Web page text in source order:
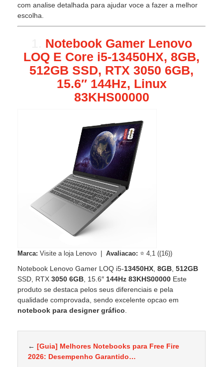
com analise detalhada para ajudar voce a fazer a melhor
escolha.
Notebook Gamer Lenovo
LOQ E Core i5-13450HX, 8GB,
512GB SSD, RTX 3050 6GB,
15.6″ 144Hz, Linux
83KHS00000
Marca: Visite a loja Lenovo | Avaliacao: ⭐ 4,1 ((16))
Notebook Lenovo Gamer LOQ i5-13450HX 8GB 512GB
SSD, RTX 3050 6GB , 15.6″ 144Hz 83KHS00000 Este
produto se destaca pelos seus diferenciais e pela
qualidade comprovada, sendo excelente opcao em
notebook para designer gráfico
← [Guia] Melhores Notebooks para Free Fire
2026: Desempenho Garantido…